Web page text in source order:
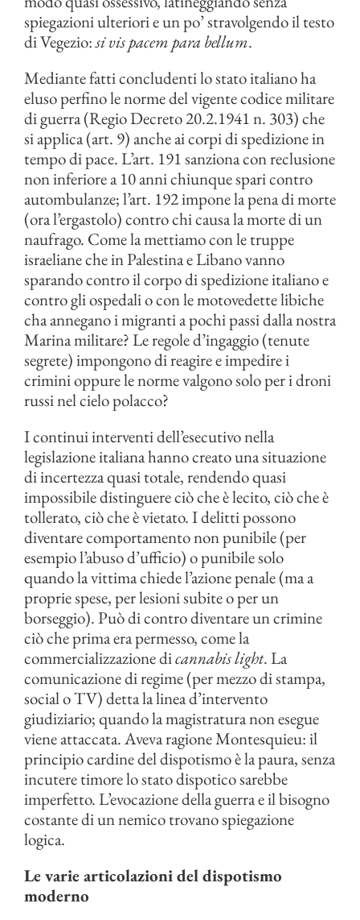
spiegazioni ulteriori e un po’ stravolgendo il testo
di Vegezio:si vis pacem para bellum.
Mediante fatti concludenti lo stato italiano ha
eluso perfino le norme del vigente codice militare
di guerra (Regio Decreto 20.2.1941 n. 303) che
si applica (art. 9) anche ai corpi di spedizione in
tempo di pace. L’art. 191 sanziona con reclusione
non inferiore a 10 anni chiunque spari contro
autombulanze; l’art. 192 impone la pena di morte
(ora l’ergastolo) contro chi causa la morte di un
naufrago. Come la mettiamo con le truppe
israeliane che in Palestina e Libano vanno
sparando contro il corpo di spedizione italiano e
contro gli ospedali o con le motovedette libiche
cha annegano i migranti a pochi passi dalla nostra
Marina militare? Le regole d’ingaggio (tenute
segrete) impongono di reagire e impedire i
crimini oppure le norme valgono solo per i droni
russi nel cielo polacco?
I continui interventi dell’esecutivo nella
legislazione italiana hanno creato una situazione
di incertezza quasi totale, rendendo quasi
impossibile distinguere ciò che è lecito, ciò che è
tollerato, ciò che è vietato. I delitti possono
diventare comportamento non punibile (per
esempio l’abuso d’ufficio) o punibile solo
quando la vittima chiede l’azione penale (ma a
proprie spese, per lesioni subite o per un
borseggio). Può di contro diventare un crimine
ciò che prima era permesso, come la
commercializzazione dicannabis light. La
comunicazione di regime (per mezzo di stampa,
social o TV) detta la linea d’intervento
giudiziario; quando la magistratura non esegue
viene attaccata. Aveva ragione Montesquieu: il
principio cardine del dispotismo è la paura, senza
incutere timore lo stato dispotico sarebbe
imperfetto. L’evocazione della guerra e il bisogno
costante di un nemico trovano spiegazione
logica.
Le varie articolazioni del dispotismo
moderno